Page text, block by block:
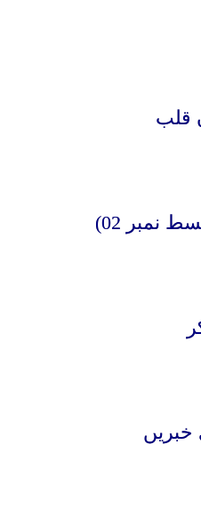
قلب
نمبر 02 )
خبریں